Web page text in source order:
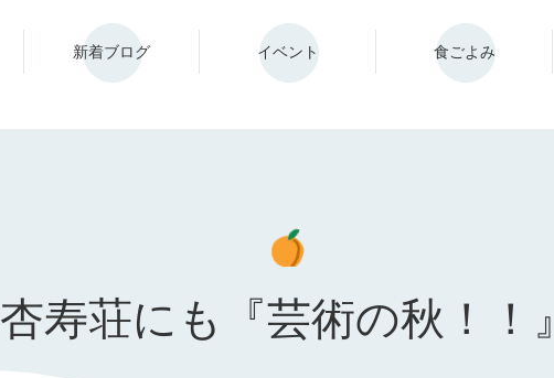
新着ブログ イベント 食ごよみ
杏寿荘にも『芸術の秋！！』